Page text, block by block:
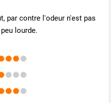
par contre l'odeur n'est pas
lourde.